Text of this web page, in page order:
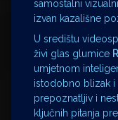
samostalni
izvan kazališne
U središtu
živi glas glumice
umjetnom
istodobno blizak i
prepoznatljiv i
ključnih pitanja